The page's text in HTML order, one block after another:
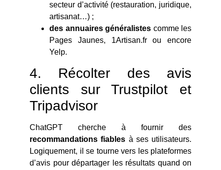
secteur d’activité (restauration, juridique,
artisanat…) ;
des annuaires généralistes comme les
Pages Jaunes, 1Artisan.fr ou encore
Yelp.
4. Récolter des avis
clients sur Trustpilot et
Tripadvisor
ChatGPT cherche à fournir des
recommandations fiables à ses utilisateurs.
Logiquement, il se tourne vers les plateformes
d’avis pour départager les résultats quand on